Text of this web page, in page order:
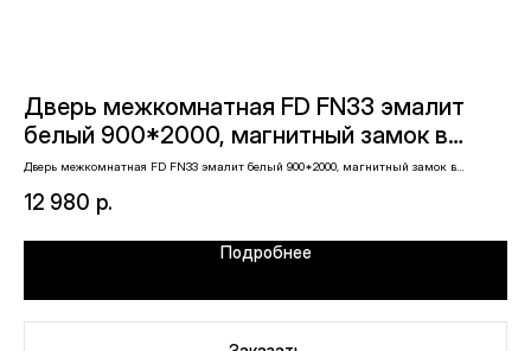
Дверь межкомнатная FD FN33 эмалит
белый 900*2000, магнитный замок в
комплекте
Дверь межкомнатная FD FN33 эмалит белый 900*2000, магнитный замок в
12 980 р.
Подробнее